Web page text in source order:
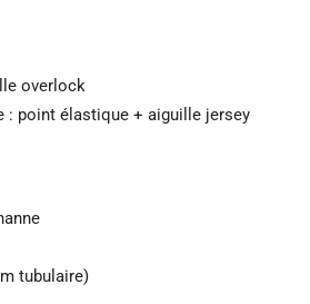
overlock
: point élastique + aiguille jersey
tubulaire)